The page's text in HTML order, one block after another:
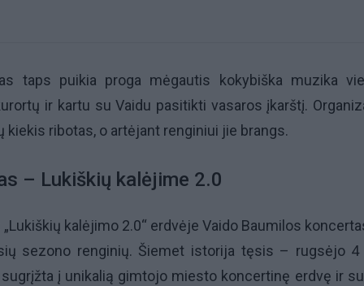
taps puikia proga mėgautis kokybiška muzika
ir kartu su Vaidu pasitikti vasaros įkarštį.
kiekis ribotas, o artėjant renginiui jie brangs.
– Lukiškių kalėjime 2.0
kalėjimo 2.0“ erdvėje Vaido Baumilos
sezono renginių. Šiemet istorija tęsis – rugsėjo 4
į unikalią gimtojo miesto koncertinę erdvę ir